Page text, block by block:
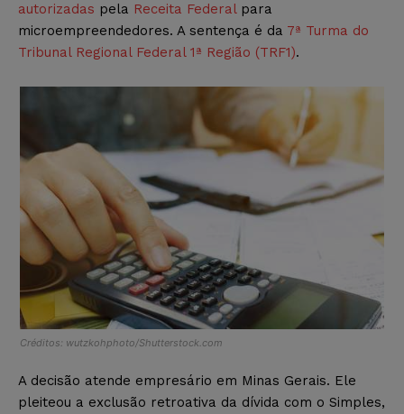
autorizadas pela Receita Federal para
microempreendedores. A sentença é da 7ª Turma do
Tribunal Regional Federal 1ª Região (TRF1).
Créditos: wutzkohphoto/Shutterstock.com
A decisão atende empresário em Minas Gerais. Ele
pleiteou a exclusão retroativa da dívida com o Simples,